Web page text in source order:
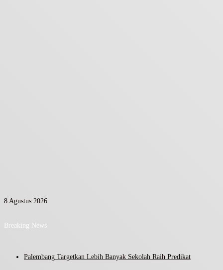
8 Agustus 2026
Breaking News
Palembang Targetkan Lebih Banyak Sekolah Raih Predikat